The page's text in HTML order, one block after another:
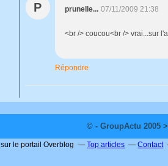
P prunelle... 07/11/2009 21:38
<br /> coucou<br /> vrai...sur
Répondre
© - GroupActu 2005
sur le portail Overblog Top articles Contact